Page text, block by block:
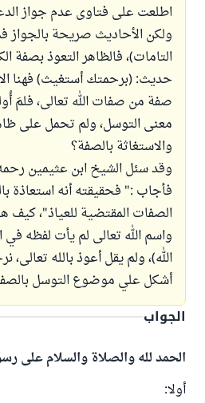
اطلعت على فتاوى عدم جواز
ولكن الأحاديث صريحة بالجواز
التامات)، فالظاهر التعوذ بصفة
حديث: (برحمتك أستغيث) فهنا
صفة من صفات الله تعالى، فلمَ
معنى التوسل، ولم تحمل على
والاستغاثة بالصفة؟
وقد سئل الشيخ ابن عثيمين
فأجاب :" فحقيقته أنه استعاذة
الصفات المقتضية للعياذ"، كيف
واسم الله تعالى لم يأت لفظه
الله)، ولم يقل أعوذ بالله
أشكل علي موضوع التوسل
الجواب
الحمد لله والصلاة والسلام على
أولا: